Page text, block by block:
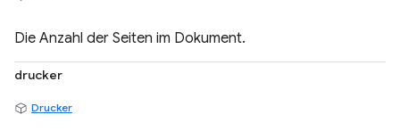
Die Anzahl der Seiten im Dokument.
drucker
Drucker